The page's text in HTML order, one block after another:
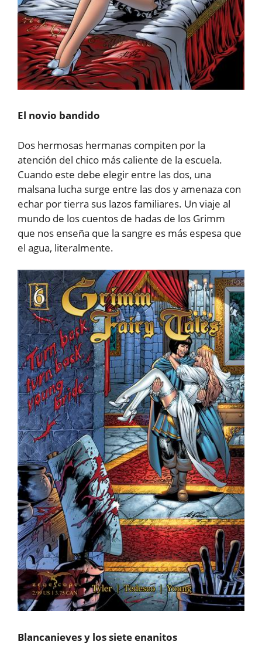
El novio bandido
Dos hermosas hermanas compiten por la
atención del chico más caliente de la escuela.
Cuando este debe elegir entre las dos, una
malsana lucha surge entre las dos y amenaza con
echar por tierra sus lazos familiares. Un viaje al
mundo de los cuentos de hadas de los Grimm
que nos enseña que la sangre es más espesa que
el agua, literalmente.
Blancanieves y los siete enanitos